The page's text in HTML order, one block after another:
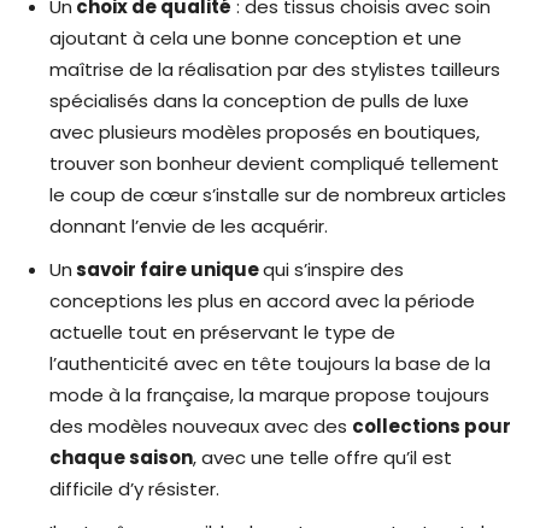
Un choix de qualité : des tissus choisis avec soin
ajoutant à cela une bonne conception et une
maîtrise de la réalisation par des stylistes tailleurs
spécialisés dans la conception de pulls de luxe
avec plusieurs modèles proposés en boutiques,
trouver son bonheur devient compliqué tellement
le coup de cœur s’installe sur de nombreux articles
donnant l’envie de les acquérir.
Unsavoir faire uniquequi s’inspire des
conceptions les plus en accord avec la période
actuelle tout en préservant le type de
l’authenticité avec en tête toujours la base de la
mode à la française, la marque propose toujours
des modèles nouveaux avec des collections pour
chaque saison, avec une telle offre qu’il est
difficile d’y résister.